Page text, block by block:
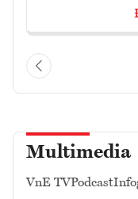
Multimedia
VnE TVPodcast